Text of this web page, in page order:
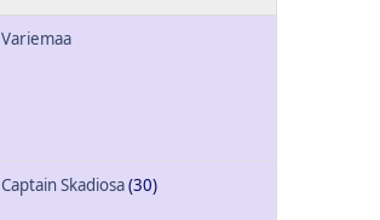
Variemaa
Captain Skadiosa(30)